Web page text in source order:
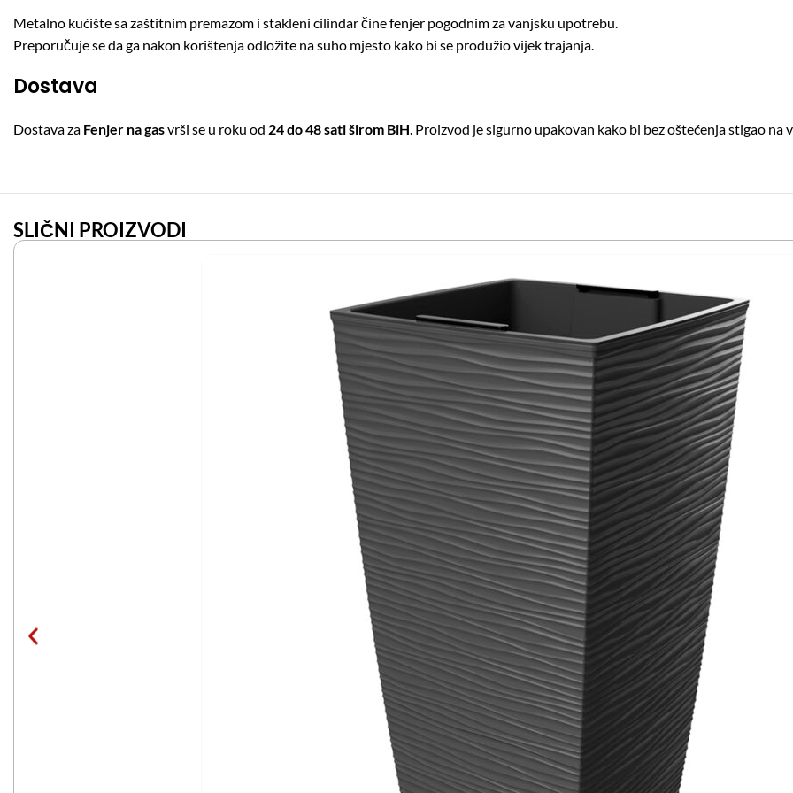
Metalno kućište sa zaštitnim premazom i stakleni cilindar čine fenjer pogodnim za vanjsku upotrebu.
Preporučuje se da ga nakon korištenja odložite na suho mjesto kako bi se produžio vijek trajanja.
Dostava
Dostava za Fenjer na gasvrši se u roku od 24 do 48 sati širom BiH. Proizvod je sigurno upakovan kako bi bez oštećenja stigao na
SLIČNI PROIZVODI